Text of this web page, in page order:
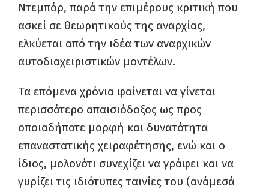
Ντεμπόρ, παρά την επιμέρους κριτική που
ασκεί σε θεωρητικούς της αναρχίας,
ελκύεται από την ιδέα των αναρχικών
αυτοδιαχειριστικών μοντέλων.
Τα επόμενα χρόνια φαίνεται να γίνεται
περισσότερο απαισιόδοξος ως προς
οποιαδήποτε μορφή και δυνατότητα
επαναστατικής χειραφέτησης, ενώ και ο
ίδιος, μολονότι συνεχίζει να γράφει και να
γυρίζει τις ιδιότυπες ταινίες του (ανάμεσά